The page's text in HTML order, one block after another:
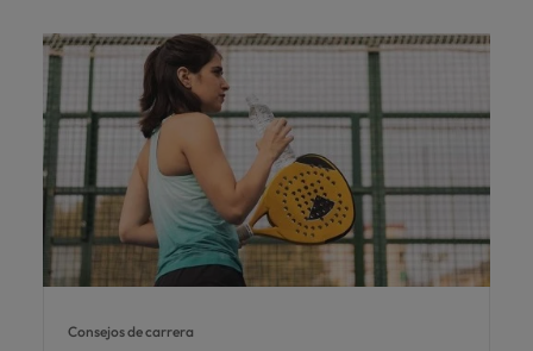
Consejos de carrera